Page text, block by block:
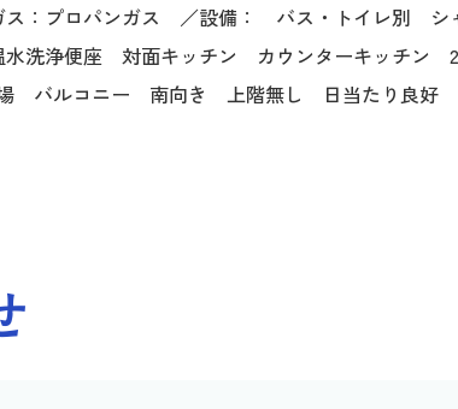
ス：プロパンガス ／設備： バス・トイレ別
浄便座 対面キッチン カウンターキッチン 2
バルコニー 南向き 上階無し 日当たり良好